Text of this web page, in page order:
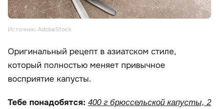
Источник: AdobeStock
Оригинальный рецепт в азиатском стиле,
который полностью меняет привычное
восприятие капусты.
Тебе понадобятся: 400 г брюссельской капусты, 2